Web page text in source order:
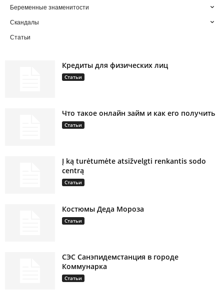
Беременные знаменитости
Скандалы
Статьи
Кредиты для физических лиц
Статьи
Что такое онлайн займ и как его получить
Статьи
Į ką turėtumėte atsižvelgti renkantis sodo
centrą
Статьи
Костюмы Деда Мороза
Статьи
СЭС Санэпидемстанция в городе
Коммунарка
Статьи